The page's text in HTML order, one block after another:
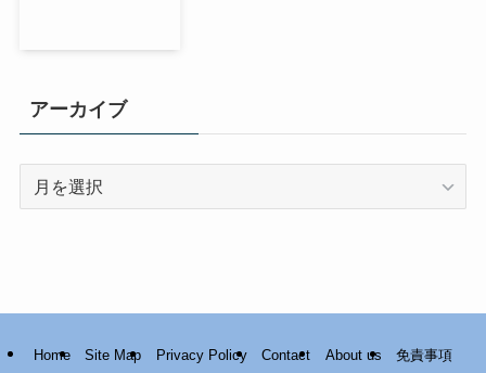
アーカイブ
Home Site Map Privacy Policy Contact About us 免責事項